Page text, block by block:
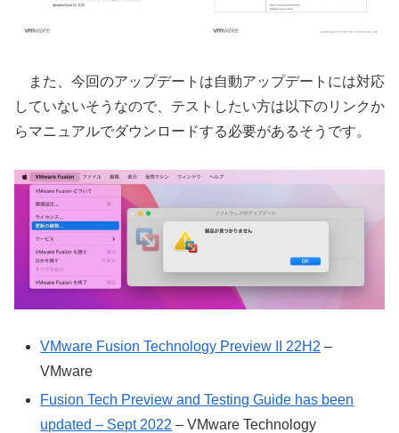
また、今回のアップデートは自動アップデートには対応
していないそうなので、テストしたい方は以下のリンクか
らマニュアルでダウンロードする必要があるそうです。
VMware Fusion Technology Preview II 22H2 –
VMware
Fusion Tech Preview and Testing Guide has been
updated – Sept 2022 – VMware Technology